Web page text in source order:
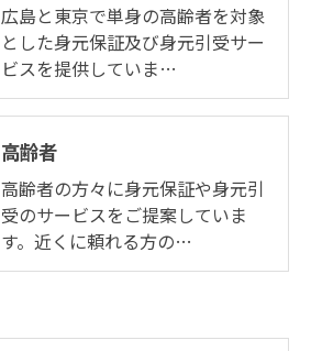
広島と東京で単身の高齢者を対象
とした身元保証及び身元引受サー
ビスを提供していま…
高齢者
高齢者の方々に身元保証や身元引
受のサービスをご提案していま
す。近くに頼れる方の…